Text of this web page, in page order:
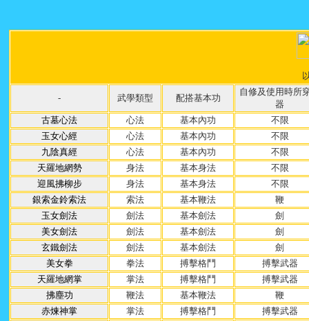
- 武學類型 配搭基本功
自修及使用時所
器
古墓心法
心法 基本內功
不限
玉女心經
心法 基本內功
不限
九陰真經
心法 基本內功
不限
天羅地網勢
身法 基本身法
不限
迎風拂柳步
身法 基本身法
不限
銀索金鈴索法
索法 基本鞭法
鞭
玉女劍法
劍法 基本劍法
劍
美女劍法
劍法 基本劍法
劍
玄鐵劍法
劍法 基本劍法
劍
美女拳
拳法 搏擊格鬥
搏擊武器
天羅地網掌
掌法 搏擊格鬥
搏擊武器
拂塵功
鞭法 基本鞭法
鞭
赤煉神掌
掌法 搏擊格鬥
搏擊武器